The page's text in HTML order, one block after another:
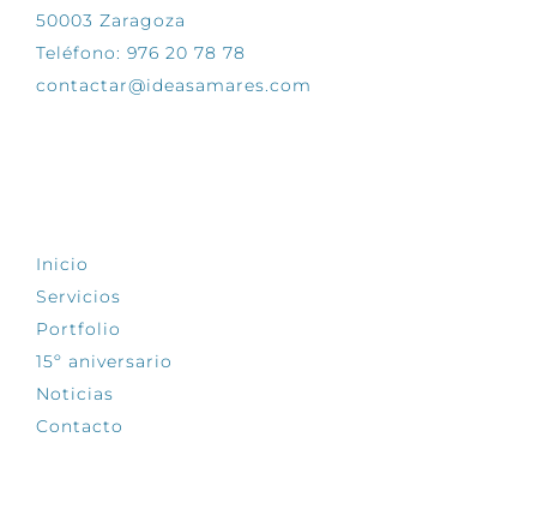
50003 Zaragoza
Teléfono: 976 20 78 78
contactar@ideasamares.com
Inicio
Servicios
Portfolio
15º aniversario
Noticias
Contacto